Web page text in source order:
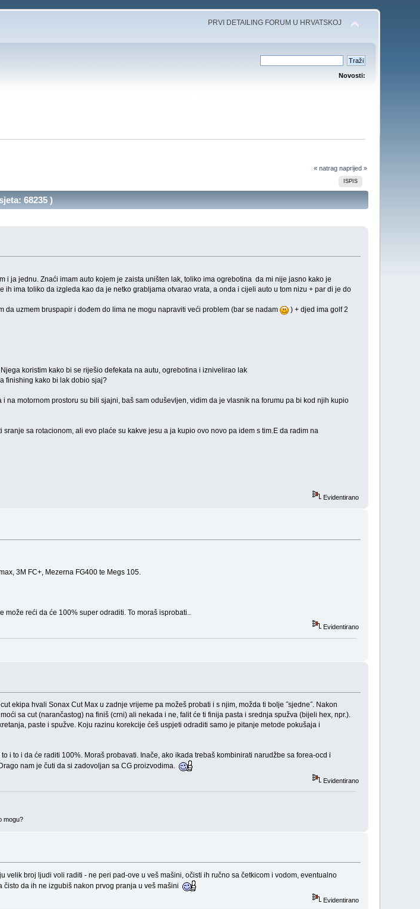
PRVI DETAILING FORUM U HRVATSKOJ
Novosti:
« natrag naprijed »
ISPIS
68235 )
i ja jednu. Znaći imam auto kojem je zaista uništen lak, toliko ima ogrebotina da mi nije jasno kako je
ima toliko da izgleda kao da je netko grabljama otvarao vrata, a onda i cijeli auto u tom nizu + par di je do
da uzmem bruspapir i dođem do lima ne mogu napraviti veći problem (bar se nadam
) + djed ima golf 2
koristim kako bi se riješio defekata na autu, ogrebotina i iznivelirao lak
finishing kako bi lak dobio sjaj?
na motornom prostoru su bili sjajni, baš sam oduševljen, vidim da je vlasnik na forumu pa bi kod njih kupio
sa rotacionom, ali evo plaće su kakve jesu a ja kupio ovo novo pa idem s tim.E da radim na
Evidentirano
3M FC+, Mezerna FG400 te Megs 105.
reći da će 100% super odraditi. To moraš isprobati..
Evidentirano
ekipa hvali Sonax Cut Max u zadnje vrijeme pa možeš probati i s njim, možda ti bolje ˝sjedne˝. Nakon
sa cut (narančastog) na finiš (crni) ali nekada i ne, falit će ti finija pasta i srednja spužva (bijeli hex, npr.).
paste i spužve. Koju razinu korekcije ćeš uspjeti odraditi samo je pitanje metode pokušaja i
i to i da će raditi 100%. Moraš probavati. Inače, ako ikada trebaš kombinirati narudžbe sa forea-ocd i
nam je čuti da si zadovoljan sa CG proizvodima.
Evidentirano
mogu?
velik broj ljudi voli raditi - ne peri pad-ove u veš mašini, očisti ih ručno sa četkicom i vodom, eventualno
da ih ne izgubiš nakon prvog pranja u veš mašini
Evidentirano